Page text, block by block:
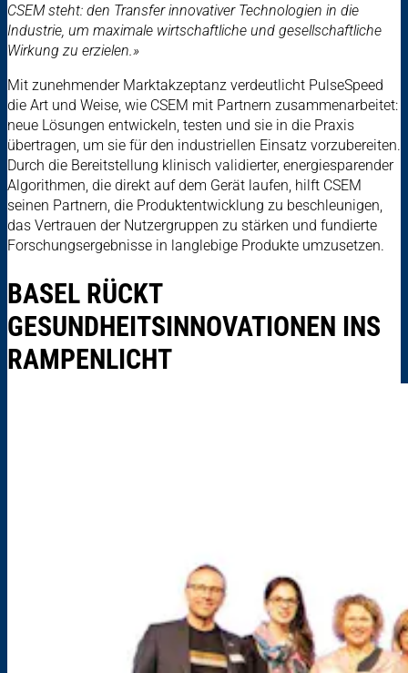
CSEM steht: den Transfer innovativer Technologien in die
Industrie, um maximale wirtschaftliche und gesellschaftliche
Wirkung zu erzielen.»
Mit zunehmender Marktakzeptanz verdeutlicht PulseSpeed
die Art und Weise, wie CSEM mit Partnern zusammenarbeitet:
neue Lösungen entwickeln, testen und sie in die Praxis
übertragen, um sie für den industriellen Einsatz vorzubereiten.
Durch die Bereitstellung klinisch validierter, energiesparender
Algorithmen, die direkt auf dem Gerät laufen, hilft CSEM
seinen Partnern, die Produktentwicklung zu beschleunigen,
das Vertrauen der Nutzergruppen zu stärken und fundierte
Forschungsergebnisse in langlebige Produkte umzusetzen.
BASEL RÜCKT
GESUNDHEITSINNOVATIONEN INS
RAMPENLICHT